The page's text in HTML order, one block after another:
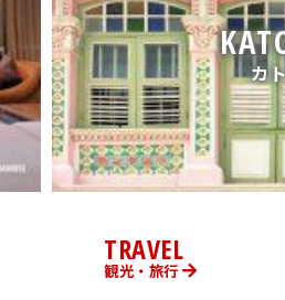
TRAVEL
観光・旅行